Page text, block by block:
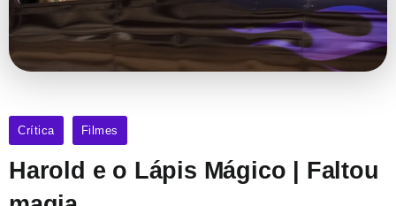
Crítica Filmes
Harold e o Lápis Mágico | Faltou